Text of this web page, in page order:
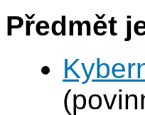
Předmět